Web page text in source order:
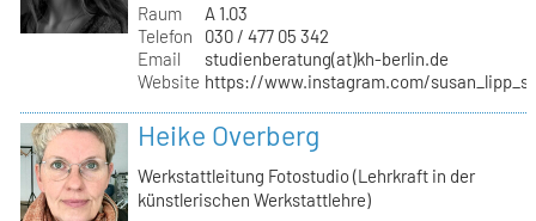
Raum
A 1.03
Telefon
030 / 477 05 342
Email
studienberatung(at)kh-berlin.de
Website https://www.instagram.com/
Heike Overberg
Werkstattleitung Fotostudio (Lehrkraft in der
künstlerischen Werkstattlehre)